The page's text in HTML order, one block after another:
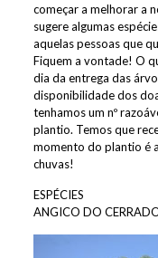
começar a melhorar a
sugere algumas
aquelas pessoas que
Fiquem a vontade! O
dia da entrega das
disponibilidade dos
tenhamos um nº
plantio. Temos que
momento do plantio é
chuvas!
ESPÉCIES
ANGICO DO